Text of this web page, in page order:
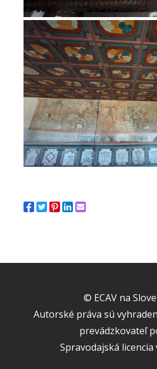
© ECAV na
Autorské práva sú
prevádzkovateľ
Spravodajská licencia